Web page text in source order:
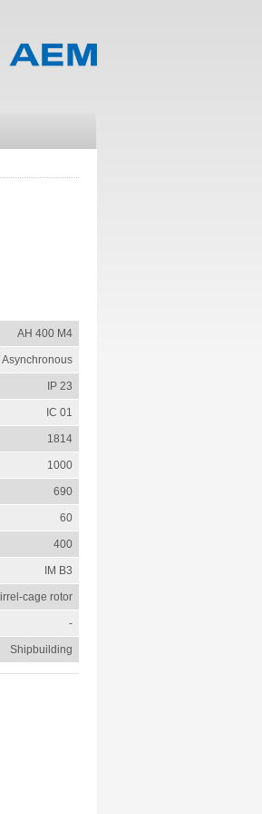
AH 400 M4
Asynchronous
IP 23
IC 01
1814
1000
690
60
400
IM B3
cage rotor
-
Shipbuilding